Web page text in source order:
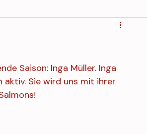
Saison: Inga Müller. Inga
aktiv. Sie wird uns mit ihrer